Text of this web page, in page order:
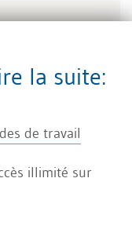
être
retard au
Nous
et vous
la suite:
de travail
illimité sur